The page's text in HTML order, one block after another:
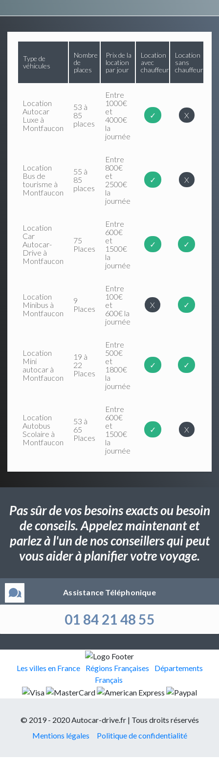
Type de
véhicules
Nombre
de
places
Prix de la
location
par jour
Location
avec
chauffeur
Location
sans
chauffeur
Location
Autocar
Luxe à
Montfaucon
53 à
85
places
Entre
1000€
et
4000€
la
journée
✓ X
Location
Bus de
tourisme à
Montfaucon
55 à
85
places
Entre
800€
et
2500€
la
journée
✓ X
Location
Car
Autocar-
Drive à
Montfaucon
75
Places
Entre
600€
et
1500€
la
journée
✓ ✓
Location
Minibus à
Montfaucon
9
Places
Entre
100€
et
600€ la
journée
X ✓
Location
Mini
autocar à
Montfaucon
19 à
22
Places
Entre
500€
et
1800€
la
journée
✓ ✓
Location
Autobus
Scolaire à
Montfaucon
53 à
65
Places
Entre
600€
et
1500€
la
journée
✓ X
Pas sûr de vos besoins exacts ou besoin
de conseils. Appelez maintenant et
parlez à l'un de nos conseillers qui peut
vous aider à planifier votre voyage.
Assistance Téléphonique
01 84 21 48 55
Les villes en France Régions Françaises
Départements
Français
© 2019 - 2020 Autocar-drive.fr | Tous droits réservés
Mentions légales
Politique de confidentialité